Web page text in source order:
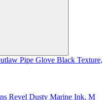
Pipe Glove Black Texture,